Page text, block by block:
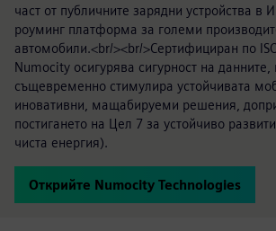
част от публичните зарядни устройства в
роуминг платформа за големи
автомобили.<br/><br/>Сертифициран по
Numocity осигурява сигурност на данните,
същевременно стимулира устойчивата
иновативни, мащабируеми решения,
постигането на Цел 7 за устойчиво
чиста енергия).
Открийте Numocity Technologies